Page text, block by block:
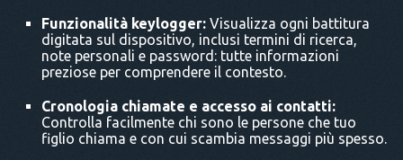
Funzionalità keylogger: Visualizza ogni battitura
digitata sul dispositivo, inclusi termini di ricerca,
note personali e password: tutte informazioni
preziose per comprendere il contesto.
Cronologia chiamate e accesso ai contatti:
Controlla facilmente chi sono le persone che tuo
figlio chiama e con cui scambia messaggi più spesso.